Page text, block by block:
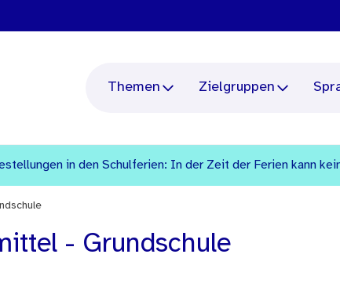
Themen Zielgruppen
in den Schulferien: In der Zeit der Ferien kann
- Grundschule